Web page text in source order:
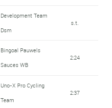
Development Team
Dsm
s.t.
Bingoal Pauwels
Sauces WB
2:24
Uno-X Pro Cycling
Team
2:37